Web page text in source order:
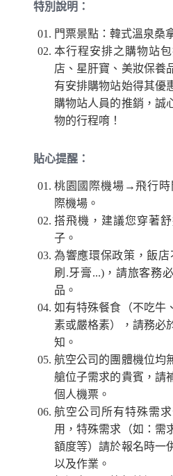
特別說明：
門票景點：韓式溫泉桑
本行程安排之購物站
店、星肝寶、美妝保養
有安排購物站始得其優
購物站人員的推銷，誠
物的行程唷！
貼心提醒：
桃園國際機場→飛行
際機場。
搭飛機，建議您穿著
子。
為響應環保政策，飯
刷.牙膏...)，請旅客務
品。
如有特殊餐食（不吃牛
素或嚴格素），請務必
知。
航空公司的團體機位均
艙位子需求的貴賓，請
個人機票。
航空公司所有特殊需
用，特殊需求（如：需
額度等）請於報名時一
以及作業。